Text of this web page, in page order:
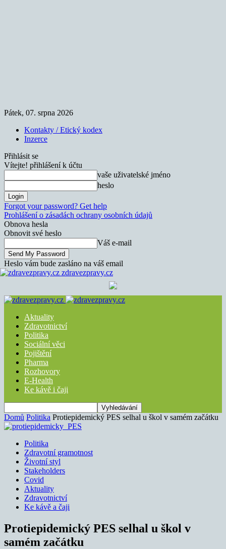
Pátek, 07. srpna 2026
Kontakty / Etický kodex
Inzerce
Přihlásit se
Vítejte! přihlášení k účtu
vaše uživatelské jméno
heslo
Forgot your password? Get help
Prohlášení o zásadách ochrany osobních údajů
Obnova hesla
Obnovit své heslo
Váš e-mail
Heslo vám bude zasláno na váš email
zdravezpravy.cz
Aktuality
Zdravotnictví
Politika
Sociální věci
Pojištění
Pharma
Rozhovory
E-Health
Ke kávě i čaji
Domů Politika Protiepidemický PES selhal u škol v samém začátku
Politika
Zdravotní gramotnost
Životní styl
Stakeholders
Covid
Aktuality
Zdravotnictví
Ke kávě a čaji
Protiepidemický PES selhal u škol v
samém začátku